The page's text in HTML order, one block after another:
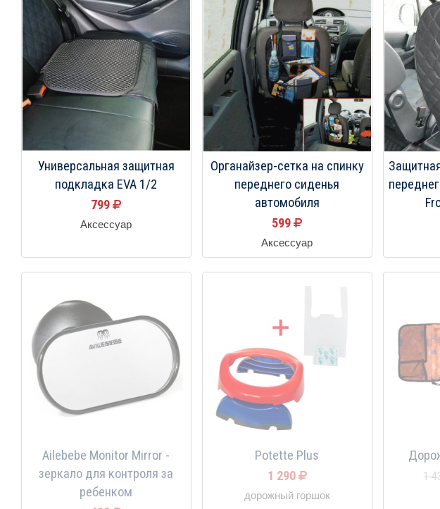
Универсальная защитная
подкладка EVA 1/2
799
Аксессуар
Органайзер-сетка на спинку
переднего сиденья
автомобиля
599
Аксессуар
Ailebebe Monitor Mirror -
зеркало для контроля за
ребенком
Potette Plus
1 290
дорожный горшок
1